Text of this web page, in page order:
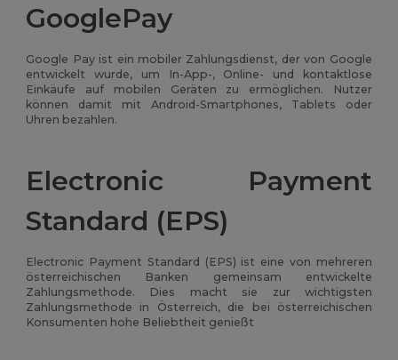
GooglePay
Google Pay ist ein mobiler Zahlungsdienst, der von Google
entwickelt wurde, um In-App-, Online- und kontaktlose
Einkäufe auf mobilen Geräten zu ermöglichen. Nutzer
können damit mit Android-Smartphones, Tablets oder
Uhren bezahlen.
Electronic Payment
Standard (EPS)
Electronic Payment Standard (EPS) ist eine von mehreren
österreichischen Banken gemeinsam entwickelte
Zahlungsmethode. Dies macht sie zur wichtigsten
Zahlungsmethode in Österreich, die bei österreichischen
Konsumenten hohe Beliebtheit genießt